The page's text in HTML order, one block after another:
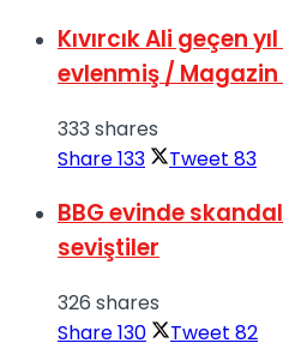
Kıvırcık Ali geçen
evlenmiş / Magazin
333 shares
Share133 Tweet 83
BBG evinde
seviştiler
326 shares
Share130 Tweet 82